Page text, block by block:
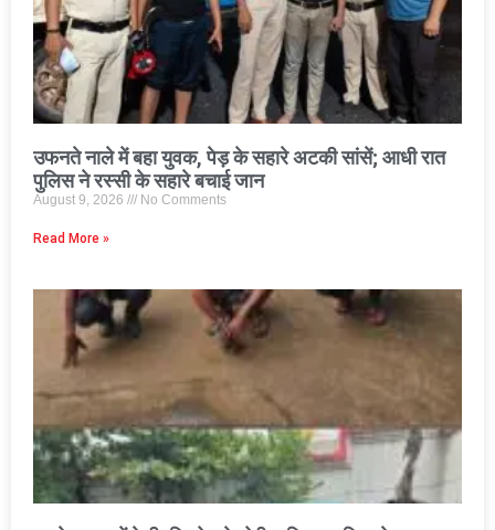
उफनते नाले में बहा युवक, पेड़ के सहारे अटकी सांसें; आधी रात
पुलिस ने रस्सी के सहारे बचाई जान
August 9, 2026 No Comments
Read More »